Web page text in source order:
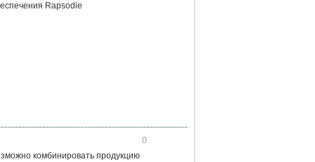
Rapsodie
0
комбинировать продукцию